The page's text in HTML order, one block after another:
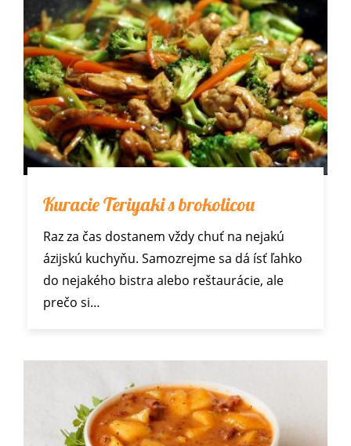
Kuracie Teriyaki s brokolicou
Raz za čas dostanem vždy chuť na nejakú
ázijskú kuchyňu. Samozrejme sa dá ísť ľahko
do nejakého bistra alebo reštaurácie, ale
prečo si…